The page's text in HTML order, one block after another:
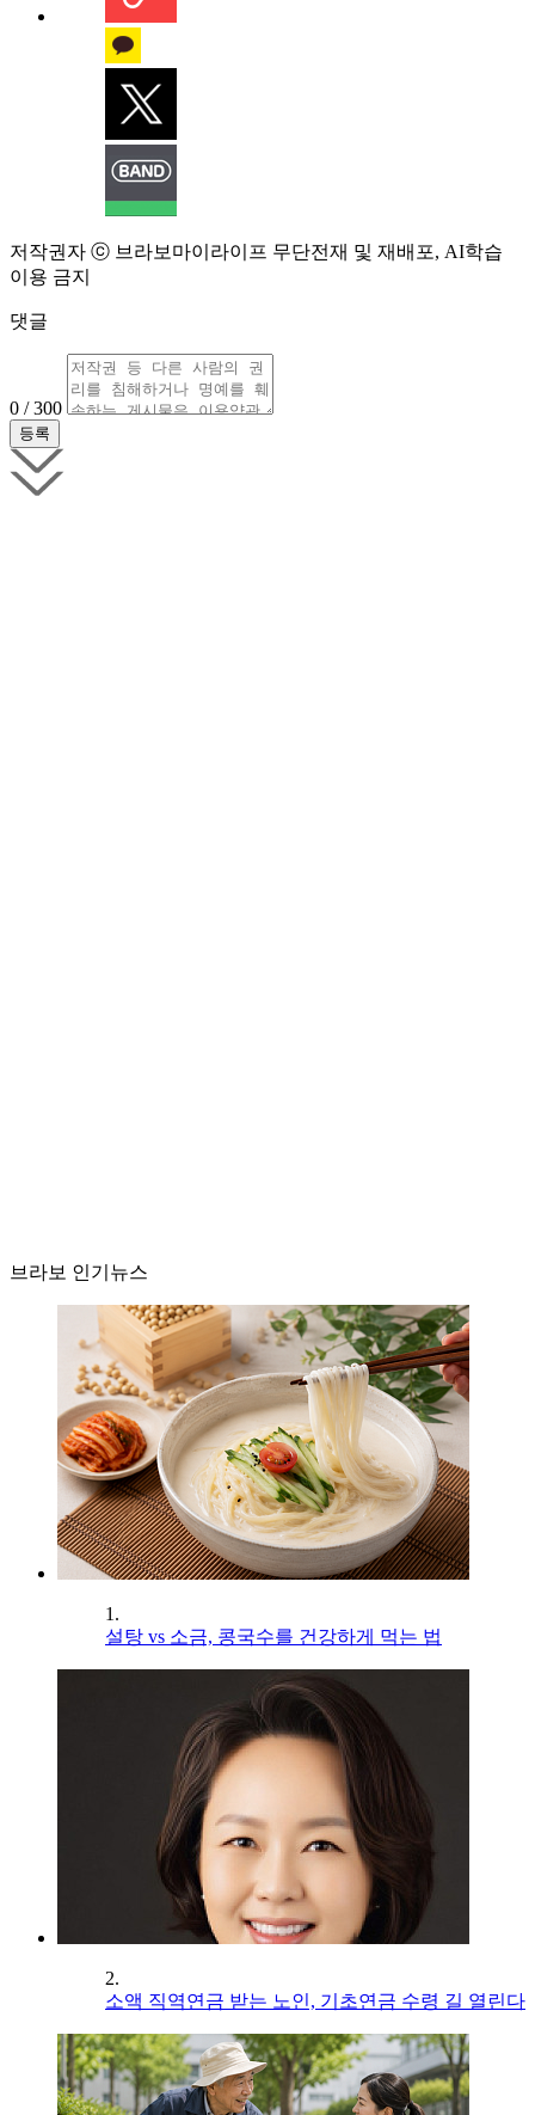
저작권자 ⓒ 브라보마이라이프 무단전재 및 재배포, AI학습
이용 금지
댓글
0 / 300
브라보 인기뉴스
1.
설탕 vs 소금, 콩국수를 건강하게 먹는 법
2.
소액 직역연금 받는 노인, 기초연금 수령 길 열린다